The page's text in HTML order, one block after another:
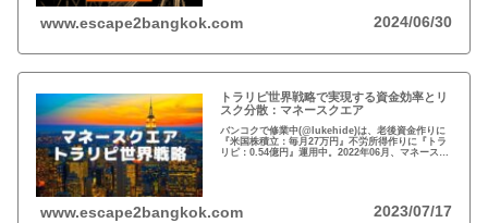
www.escape2bangkok.com 2024/06/30
トラリピ世界戦略で実現する資金効率とリ
スク分散：マネースクエア
バンコクで修業中(@lukehide)は、老後資金作りに
『米国株積立：毎月27万円』不労所得作りに『トラ
リピ：0.54億円』運用中。2022年06月、マネースク
www.escape2bangkok.com 2023/07/17